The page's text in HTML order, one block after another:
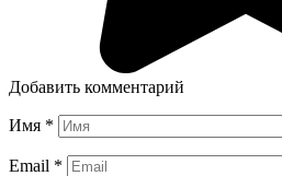
Добавить комментарий
Имя *
Email *